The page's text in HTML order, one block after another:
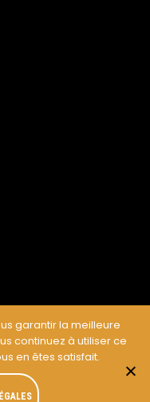
:Cereal Concept
garantir la meilleure
continuez à utiliser ce
en êtes satisfait.